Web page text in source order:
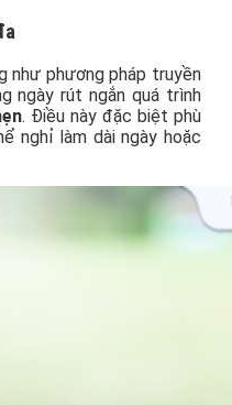
như phương pháp truyền
ngày rút ngắn quá trình
. Điều này đặc biệt phù
nghỉ làm dài ngày hoặc